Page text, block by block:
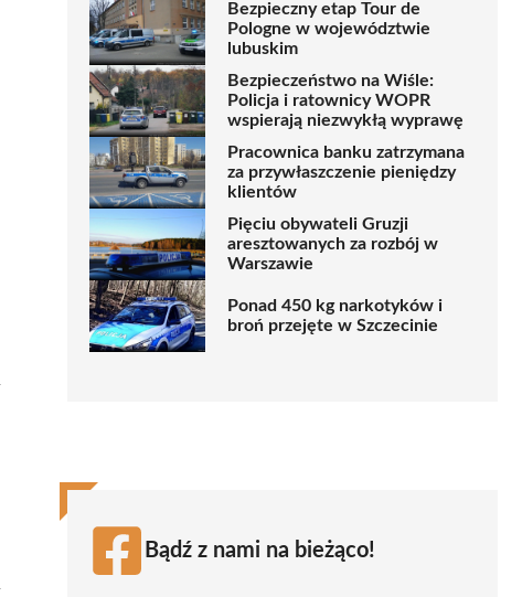
Bezpieczny etap Tour de
Pologne w województwie
lubuskim
Bezpieczeństwo na Wiśle:
Policja i ratownicy WOPR
wspierają niezwykłą wyprawę
Pracownica banku zatrzymana
za przywłaszczenie pieniędzy
klientów
Pięciu obywateli Gruzji
aresztowanych za rozbój w
Warszawie
Ponad 450 kg narkotyków i
broń przejęte w Szczecinie
Bądź z nami na bieżąco!